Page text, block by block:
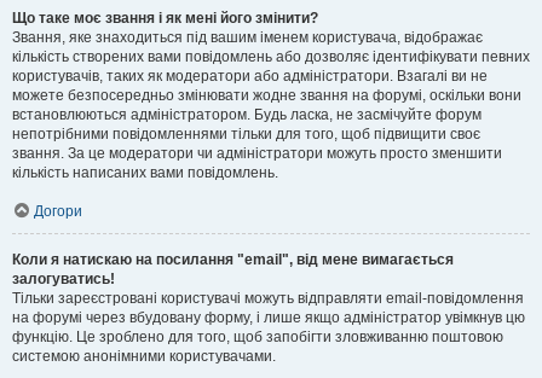
Що таке моє звання і як мені його змінити?
Звання, яке знаходиться під вашим іменем користувача, відображає
кількість створених вами повідомлень або дозволяє ідентифікувати певних
користувачів, таких як модератори або адміністратори. Взагалі ви не
можете безпосередньо змінювати жодне звання на форумі, оскільки вони
встановлюються адміністратором. Будь ласка, не засмічуйте форум
непотрібними повідомленнями тільки для того, щоб підвищити своє
звання. За це модератори чи адміністратори можуть просто зменшити
кількість написаних вами повідомлень.
Догори
Коли я натискаю на посилання "email", від мене вимагається
залогуватись!
Тільки зареєстровані користувачі можуть відправляти email-повідомлення
на форумі через вбудовану форму, і лише якщо адміністратор увімкнув цю
функцію. Це зроблено для того, щоб запобігти зловживанню поштовою
системою анонімними користувачами.